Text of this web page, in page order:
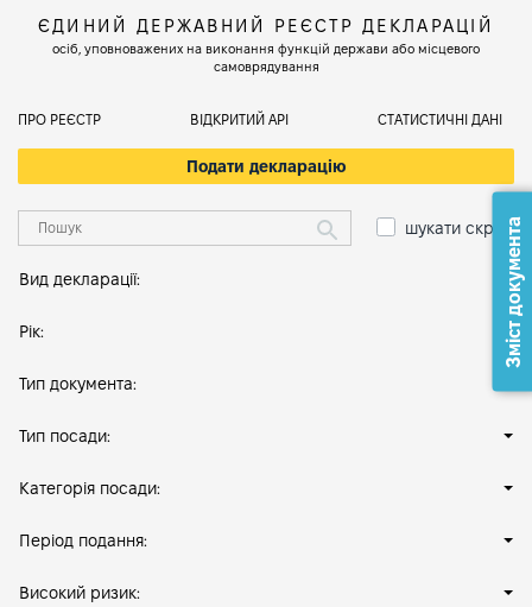
ЄДИНИЙ ДЕРЖАВНИЙ РЕЄСТР ДЕКЛАРАЦІЙ
осіб, уповноважених на виконання функцій держави або місцевого
самоврядування
ПРО РЕЄСТР ВІДКРИТИЙ АРІ СТАТИСТИЧНІ ДАНІ
Подати декларацію
шукати скрізь
Вид декларації:
Рік:
Тип документа:
Тип посади:
Категорія посади:
Період подання:
Високий ризик:
Зміст документа